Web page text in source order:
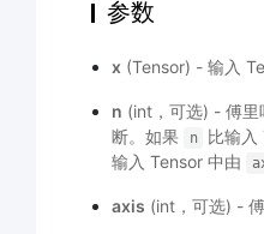
参数
x (Tensor) - 输入
n (int，可选) - 傅
断。如果
n
比输入
输入 Tensor 中由
axis (int，可选) -